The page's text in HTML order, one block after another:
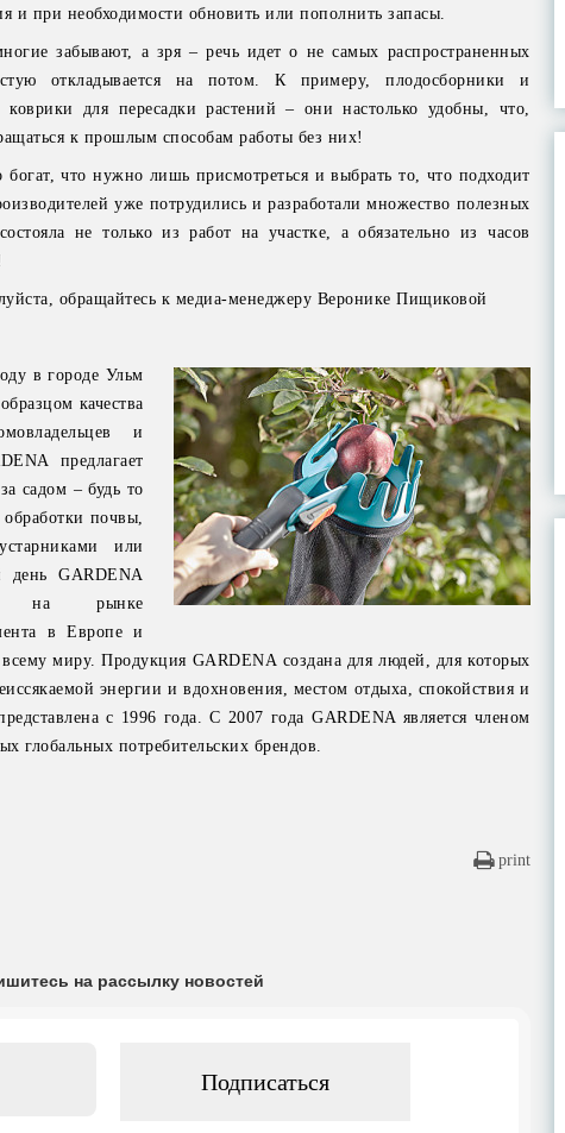
и при необходимости обновить или пополнить запасы.
забывают, а зря – речь идет о не самых распространенных
откладывается на потом. К примеру, плодосборники и
коврики для пересадки растений – они настолько удобны, что,
к прошлым способам работы без них!
богат, что нужно лишь присмотреться и выбрать то, что подходит
уже потрудились и разработали множество полезных
не только из работ на участке, а обязательно из часов
обращайтесь к медиа-менеджеру Веронике Пищиковой
в городе Ульм
качества
и
предлагает
садом – будь то
почвы,
или
день GARDENA
на рынке
в Европе и
миру. Продукция GARDENA создана для людей, для которых
энергии и вдохновения, местом отдыха, спокойствия и
с 1996 года. С 2007 года GARDENA является членом
глобальных потребительских брендов.
print
на рассылку новостей